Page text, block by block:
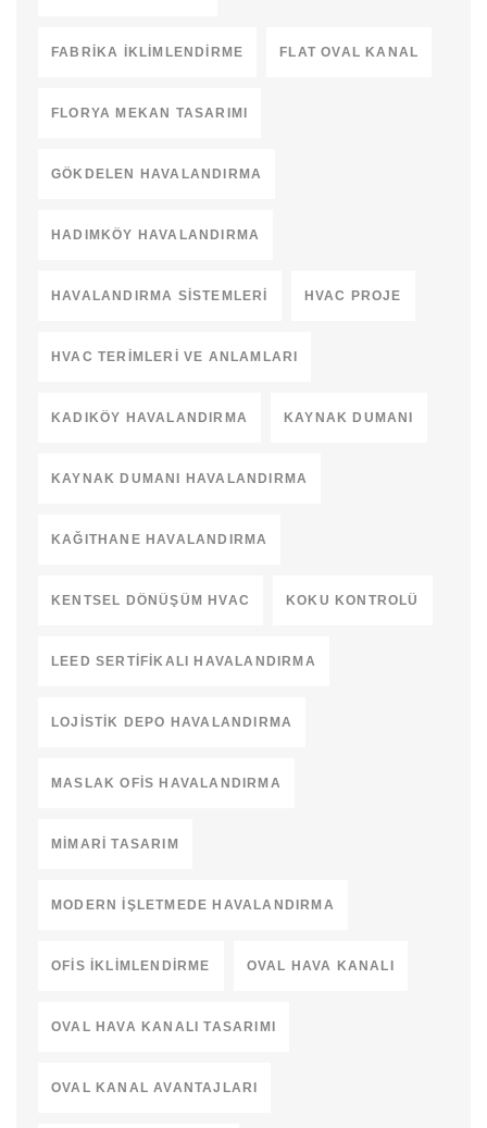
FABRIKA İKLIMLENDIRME FLAT OVAL KANAL
FLORYA MEKAN TASARIMI
GÖKDELEN HAVALANDIRMA
HADIMKÖY HAVALANDIRMA
HAVALANDIRMA SISTEMLERI HVAC PROJE
HVAC TERIMLERI VE ANLAMLARI
KADIKÖY HAVALANDIRMA KAYNAK DUMANI
KAYNAK DUMANI HAVALANDIRMA
KAĞITHANE HAVALANDIRMA
KENTSEL DÖNÜŞÜM HVAC KOKU KONTROLÜ
LEED SERTIFIKALI HAVALANDIRMA
LOJISTIK DEPO HAVALANDIRMA
MASLAK OFIS HAVALANDIRMA
MIMARI TASARIM
MODERN IŞLETMEDE HAVALANDIRMA
OFIS İKLIMLENDIRME OVAL HAVA KANALI
OVAL HAVA KANALI TASARIMI
OVAL KANAL AVANTAJLARI